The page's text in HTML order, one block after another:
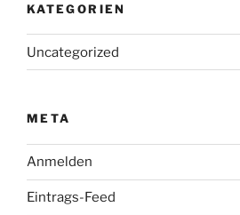
KATEGORIEN
Uncategorized
META
Anmelden
Eintrags-Feed